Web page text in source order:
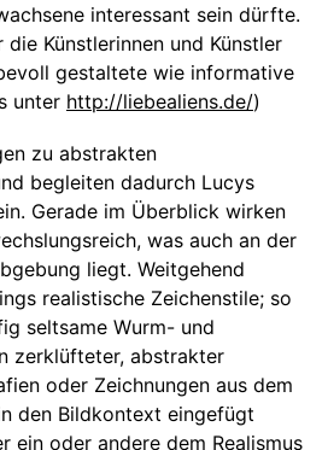
interessant sein dürfte.
Künstlerinnen und Künstler
gestaltete wie informative
unter http://liebealiens.de/)
zu abstrakten
begleiten dadurch Lucys
Gerade im Überblick wirken
was auch an der
liegt. Weitgehend
realistische Zeichenstile; so
seltsame Wurm- und
zerklüfteter, abstrakter
oder Zeichnungen aus dem
den Bildkontext eingefügt
ein oder andere dem Realismus